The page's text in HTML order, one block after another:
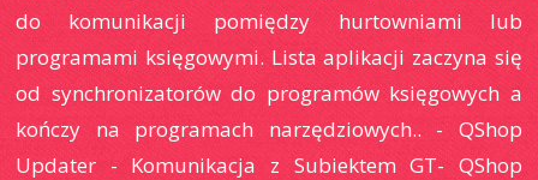
do komunikacji pomiędzy hurtowniami lub
programami księgowymi. Lista aplikacji zaczyna się
od synchronizatorów do programów księgowych a
kończy na programach narzędziowych.. - QShop
Updater - Komunikacja z Subiektem GT- QShop